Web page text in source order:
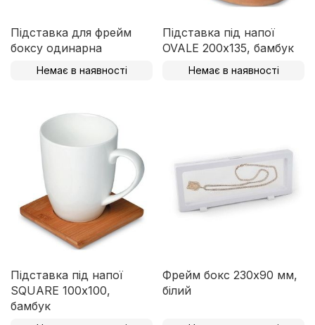
Підставка для фрейм
боксу одинарна
Немає в наявності
Підставка під напої
OVALE 200х135, бамбук
Немає в наявності
Підставка під напої
SQUARE 100х100,
бамбук
Фрейм бокс 230х90 мм,
білий